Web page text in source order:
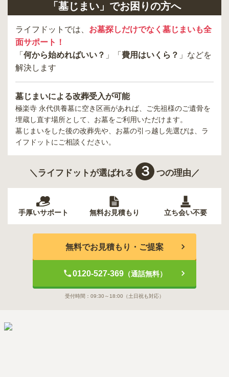
「墓じまい」でお困りの方へ
ライフドットでは、 お墓探しだけでなく墓じまいも全
面サポート！
「 何から始めればいい？ 」「 費用はいくら？ 」などを
解決します
墓じまいによる改葬受入が可能
極楽寺 永代供養墓に空き区画があれば、ご先祖様のご遺骨を
埋蔵し直す場所として、お墓をご利用いただけます。
墓じまいをした後の改葬先や、お墓の引っ越し先選びは、ラ
イフドットにご相談ください。
＼ライフドットが選ばれる ３ つの理由／
手厚いサポート 無料お見積もり 立ち会い不要
無料でお見積もり・ご提案
0120-527-369（通話無料）
受付時間： 09:30～18:00 （土日祝も対応）